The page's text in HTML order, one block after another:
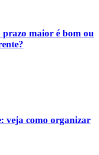
maior é bom ou
veja como organizar